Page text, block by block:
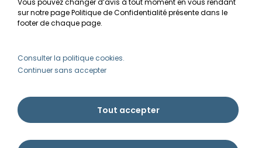
Avantages
Créer un compte client
Besoin d'aide ?
Vous pouvez changer d’avis à tout moment en vous rendant
sur notre page Politique de Confidentialité présente dans le
footer de chaque page.
Consulter la politique cookies.
Continuer sans accepter
Tout accepter